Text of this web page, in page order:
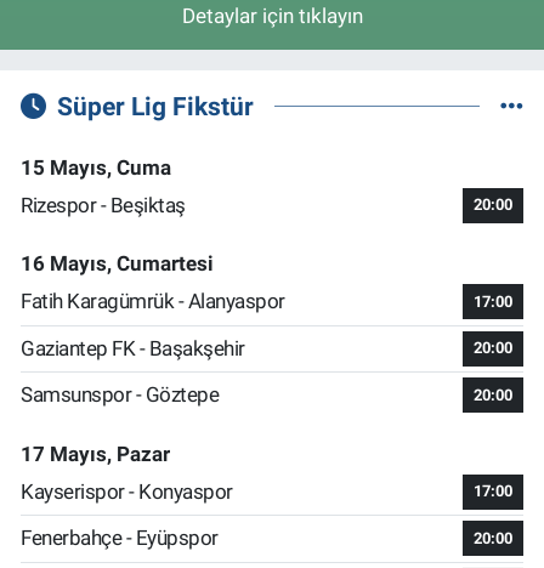
Detaylar için tıklayın
Süper Lig Fikstür
15 Mayıs, Cuma
Rizespor - Beşiktaş
20:00
16 Mayıs, Cumartesi
Fatih Karagümrük - Alanyaspor
17:00
Gaziantep FK - Başakşehir 20:00
Samsunspor - Göztepe 20:00
17 Mayıs, Pazar
Kayserispor - Konyaspor
17:00
Fenerbahçe - Eyüpspor 20:00